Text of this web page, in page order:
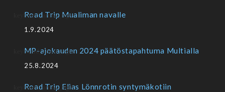
Road Trip Mualiman navalle
1.9.2024
MP-ajokauden 2024 päätöstapahtuma Multialla
25.8.2024
Road Trip Elias Lönnrotin syntymäkotiin